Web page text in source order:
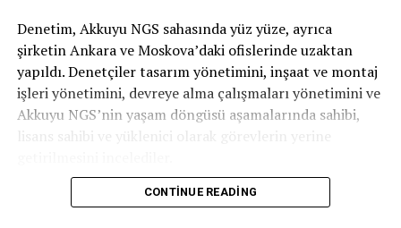
programın odak alanlarını 12 kritik başlık altında
tanımlıyor: Veri analitiği, yapay zekâ, otomasyon, IoT,
öngörücü yaklaşımlar, operasyonel verimlilik, yeşil
dönüşüm, akıllı şebeke, enerji verimliliği, siber güvenlik,
karbon ayak izi ve yenilenebilir enerji entegrasyonu. Bu
operasyonel verimlilik ve kurumsal imaja katkı sağlayan
çözümler eşit ağırlıkla değerlendiriliyor. Özellikle
Denetim, Akkuyu NGS sahasında yüz yüze, ayrıca
şirketin Ankara ve Moskova’daki ofislerinde uzaktan
yapıldı. Denetçiler tasarım yönetimini, inşaat ve montaj
işleri yönetimini, devreye alma çalışmaları yönetimini ve
Akkuyu NGS’nin yaşam döngüsü aşamalarında sahibi,
lisans sahibi ve yüklenici olarak görevlerin yerine
Denetim sonucunda, sertifikasyon kuruluşu herhangi bir
CONTINUE READING